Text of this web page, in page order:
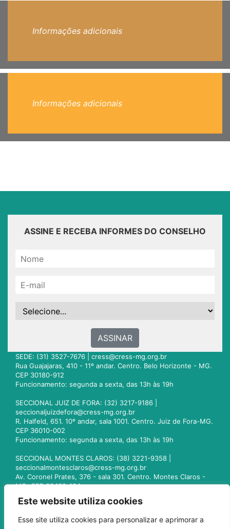
Este website utiliza cookies
Esse site utiliza cookies para personalizar e aprimorar a
Informações adicionais
Informações adicionais
ASSINE E RECEBA INFORMES DO CONSELHO
ASSINAR
SEDE: (31) 3527-7676 | cress@cress-mg.org.br
Rua Guajajaras, 410 - 11º andar. Centro. Belo Horizonte - MG.
CEP 30180-912
Funcionamento: segunda a sexta, das 13h às 19h
SECCIONAL JUIZ DE FORA: (32) 3217-9186 |
seccionaljuizdefora@cress-mg.org.br
R. Halfeld, 651. 10º andar, sala 1001. Centro. Juiz de Fora-MG.
CEP 36010-002
Funcionamento: segunda a sexta, das 13h às 19h
SECCIONAL MONTES CLAROS: (38) 3221-9358 |
seccionalmontesclaros@cress-mg.org.br
Av. Coronel Prates, 376 - sala 301. Centro. Montes Claros -
MG. CEP 39400-104
seccionaluberlandia@cress-mg.org.br